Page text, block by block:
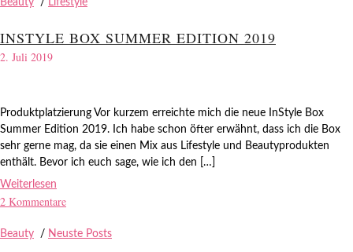
Beauty / Lifestyle
INSTYLE BOX SUMMER EDITION 2019
2. Juli 2019
Produktplatzierung Vor kurzem erreichte mich die neue InStyle Box
Summer Edition 2019. Ich habe schon öfter erwähnt, dass ich die Box
sehr gerne mag, da sie einen Mix aus Lifestyle und Beautyprodukten
enthält. Bevor ich euch sage, wie ich den […]
Weiterlesen
2 Kommentare
Beauty / Neuste Posts